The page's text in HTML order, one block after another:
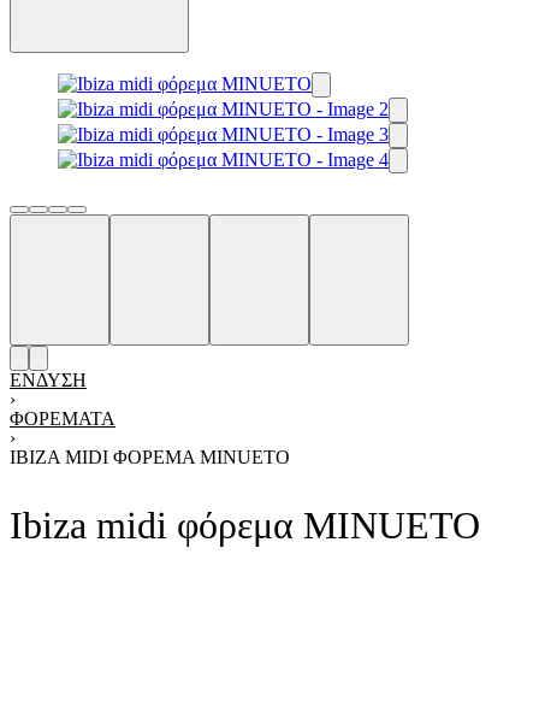
ΈΝΔΥΣΗ
›
ΦΟΡΈΜΑΤΑ
›
IBIZA MIDI ΦΌΡΕΜΑ MINUETO
Ibiza midi φόρεμα MINUETO